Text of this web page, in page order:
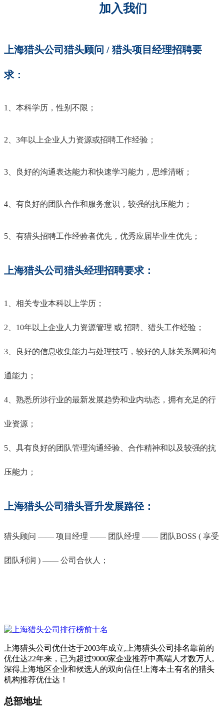
上海猎头公司猎头顾问 / 猎头项目经理招聘要
求：
1、本科学历，性别不限；
2、 3年以上企业 人力资源或招聘工作经验；
3、 良好的沟通表达能力和快速学习能力，思维清晰；
4、 有良好的团队合作和服务意识，较强的抗压能力；
5、有猎头招聘工作经验者优先，优秀应届毕业生优先；
上海猎头公司猎头经理招聘要求：
1、相关专业本科以上学历；
2、 10年以上企业 人力资源管理 或 招聘、猎头工作经验；
3、良好的信息收集能力与处理技巧，较好的人脉关系网和沟
通能力；
4、熟悉所涉行业的最新发展趋势和业内动态 ，拥有充足的行
业资源；
5、 具有良好的团队管理沟通经验、合作精神和 以及较强的抗
压能力；
上海猎头公司猎头晋升发展路径：
猎头顾问 —— 项目经理 —— 团队经理 —— 团队BOSS ( 享受
团队利润 ) —— 公司合伙人；
上海猎头公司优仕达于2003年成立,上海猎头公司排名靠前的
优仕达22年来，已为超过9000家企业推荐中高端人才数万人,
深得上海地区企业和候选人的双向信任!上海本土有名的猎头
机构推荐优仕达！
总部地址